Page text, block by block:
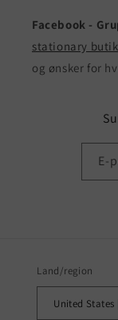
Facebook -
stationary
og ønsker for
E-
Land/region